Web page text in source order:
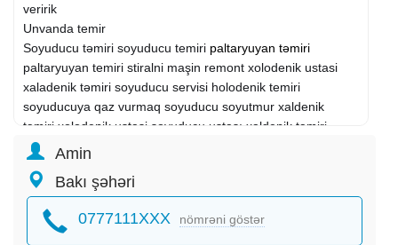
veririk
Unvanda temir
Soyuducu təmiri soyuducu temiri paltaryuyan təmiri
paltaryuyan temiri stiralni maşin remont xolodenik ustasi
xaladenik təmiri soyuducu servisi holodenik temiri
soyuducuya qaz vurmaq soyuducu soyutmur xaldenik
təmiri xolodenik ustasi soyuducu ustası xaldenik təmiri
soyducu temiri soyuducu usdası holodelnik tamiri soyuducu
Baki ve Sumqayitda fealiyyet gosteririk.
Uygun qiymet
6 aydan 2 ile kimi resmi zemanet
Amin
Bakı şəhəri
0777111XXX nömrəni göstər